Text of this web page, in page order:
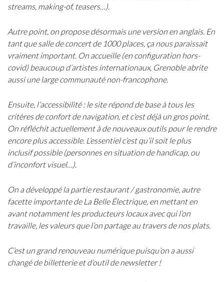
streams, making-of, teasers…).
Autre point, on propose désormais une version en anglais. En
tant que salle de concert de 1000 places, ça nous paraissait
vraiment important. On accueille (en configuration hors-
covid) beaucoup d’artistes internationaux, Grenoble abrite
aussi une large communauté non-francophone.
Ensuite, l’accessibilité : le site répond de base à tous les
critères de confort de navigation, et c’est déjà un gros point.
On réfléchit actuellement à de nouveaux outils pour le rendre
encore plus accessible. L’essentiel c’est qu’il soit le plus
inclusif possible (personnes en situation de handicap, ou
d’inconfort visuel…).
On a développé la partie restaurant / gastronomie, autre
facette importante de La Belle Électrique, en mettant en
avant notamment les producteurs locaux avec qui l’on
travaille, les valeurs que l’on partage au travers de nos plats.
C’est un grand renouveau numérique puisqu’on a aussi
changé de billetterie et d’outil de newsletter !